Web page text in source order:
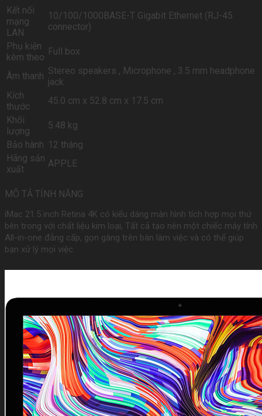
Kết nối
mạng
LAN
10/100/1000BASE-T Gigabit Ethernet (RJ-45
connector)
Phụ kiện
kèm theo
Full box
Âm thanh Stereo speakers , Microphone , 3.5 mm headphone
jack
Kích
thước
45.0 cm x 52.8 cm x 17.5 cm
Khối
lượng
5.48 kg
Bảo hành 12 tháng
Hãng sản
xuất
APPLE
MÔ TẢ TÍNH NĂNG
iMac 21.5 inch Retina 4K có kiểu dáng màn hình tích hợp mọi thứ
bên trong với chất liệu kim loại, Tất cả tạo nên một chiếc máy tính
All-in-one đẳng cấp, gọn gàng trên bàn làm việc và có thể giúp
bạn xử lý mọi việc.